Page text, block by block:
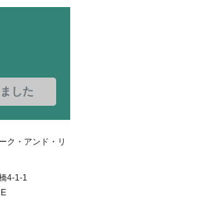
した
ク・アンド・リ
4-1-1